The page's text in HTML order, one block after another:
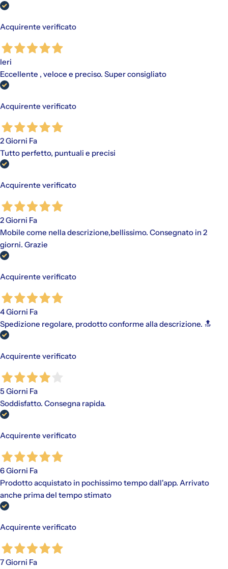
Acquirente verificato
Ieri
Eccellente , veloce e preciso. Super consigliato
Acquirente verificato
2 Giorni Fa
Tutto perfetto, puntuali e precisi
Acquirente verificato
2 Giorni Fa
Mobile come nella descrizione,bellissimo. Consegnato in 2
giorni. Grazie
Acquirente verificato
4 Giorni Fa
Spedizione regolare, prodotto conforme alla descrizione. 🔝
Acquirente verificato
5 Giorni Fa
Soddisfatto. Consegna rapida.
Acquirente verificato
6 Giorni Fa
Prodotto acquistato in pochissimo tempo dall'app. Arrivato
anche prima del tempo stimato
Acquirente verificato
7 Giorni Fa